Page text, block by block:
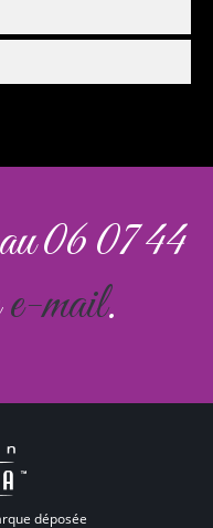
06 07 44
e-mail.
déposée